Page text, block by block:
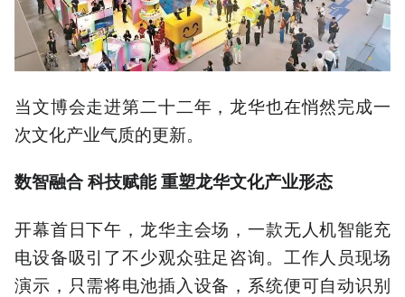
当文博会走进第二十二年，龙华也在悄然完成一
次文化产业气质的更新。
数智融合 科技赋能 重塑龙华文化产业形态
开幕首日下午，龙华主会场，一款无人机智能充
电设备吸引了不少观众驻足咨询。工作人员现场
演示，只需将电池插入设备，系统便可自动识别